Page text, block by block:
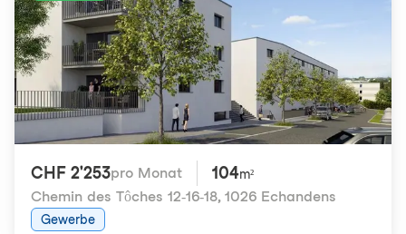
CHF 2'253pro Monat 104m²
Chemin des Tôches 12-16-18, 1026 Echandens
Gewerbe